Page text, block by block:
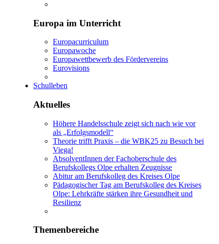
Europa im Unterricht
Europacurriculum
Europawoche
Europawettbewerb des Fördervereins
Eurovisions
Schulleben
Aktuelles
Höhere Handelsschule zeigt sich nach wie vor
als „Erfolgsmodell“
Theorie trifft Praxis – die WBK25 zu Besuch bei
Viega!
AbsolventInnen der Fachoberschule des
Berufskollegs Olpe erhalten Zeugnisse
Abitur am Berufskolleg des Kreises Olpe
Pädagogischer Tag am Berufskolleg des Kreises
Olpe: Lehrkräfte stärken ihre Gesundheit und
Resilienz
Themenbereiche